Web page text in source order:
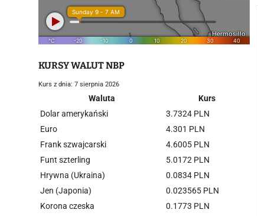
KURSY WALUT NBP
Kurs z dnia: 7 sierpnia 2026
Waluta
Kurs
Dolar amerykański
3.7324 PLN
Euro
4.301 PLN
Frank szwajcarski
4.6005 PLN
Funt szterling
5.0172 PLN
Hrywna (Ukraina)
0.0834 PLN
Jen (Japonia)
0.023565 PLN
Korona czeska
0.1773 PLN